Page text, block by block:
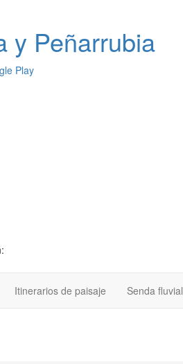
y Peñarrubia
Itinerarios de paisaje Senda fluvial